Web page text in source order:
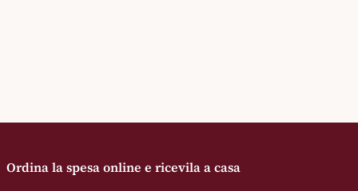
Ordina la spesa online e ricevila a casa